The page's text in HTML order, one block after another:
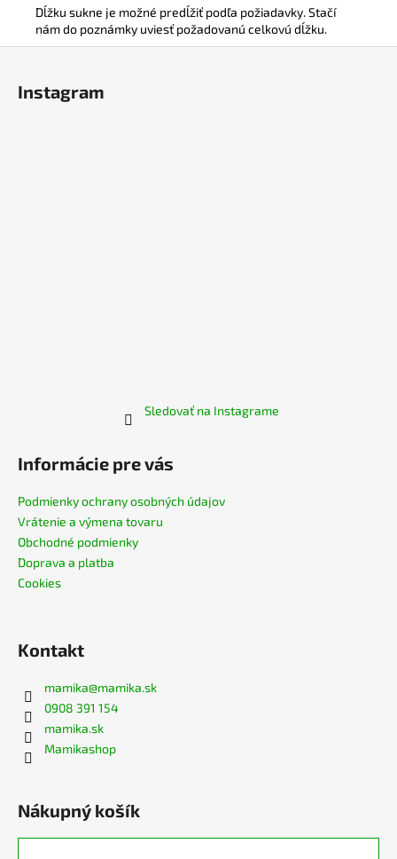
Dĺžku sukne je možné predĺžiť podľa požiadavky. Stačí
nám do poznámky uviesť požadovanú celkovú dĺžku.
Instagram
Sledovať na Instagrame
Informácie pre vás
Podmienky ochrany osobných údajov
Vrátenie a výmena tovaru
Obchodné podmienky
Doprava a platba
Cookies
Kontakt
mamika@mamika.sk
0908 391 154
mamika.sk
Mamikashop
Nákupný košík